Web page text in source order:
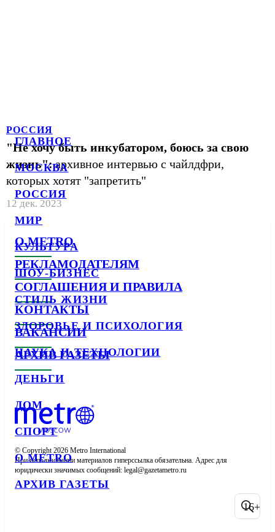
ГЛАВНОЕ
МОСКВА
РОССИЯ
МИР
КУЛЬТУРА
ШОУ-БИЗНЕС
СТИЛЬ ЖИЗНИ
ЗДОРОВЬЕ И ПСИХОЛОГИЯ
НАУКА И ТЕХНОЛОГИИ
ДЕНЬГИ
ДОМ
СПОРТ
О METRO
АРХИВ ГАЗЕТЫ
РОССИЯ
"Не хочу быть инкубатором, боюсь за свою
жизнь":архивное интервью с чайлдфри,
которых хотят "запретить"
12 дек. 2023
О METRO
РЕКЛАМОДАТЕЛЯМ
СОГЛАШЕНИЯ И ПРАВИЛА
КОНТАКТЫ
ВАКАНСИИ
АРХИВ ГАЗЕТЫ
© Copyright 2026 Metro International
При использовании материалов гиперссылка обязательна. Адрес для
юридически значимых сообщений:
16+